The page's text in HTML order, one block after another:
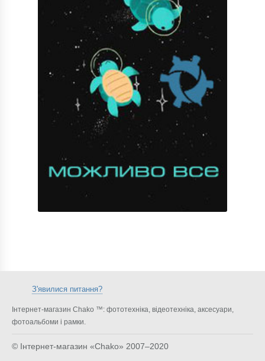
З'явилися питання?
Інтернет-магазин Chako ™: фототехніка, відеотехніка, аксесуари,
фотоальбоми і рамки.
© Інтернет-магазин «Chako» 2007–2020